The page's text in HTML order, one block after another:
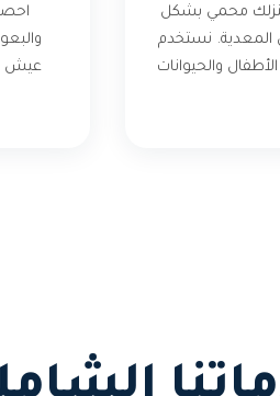
محمي بشكل
المعدية. نستخدم
والحيوانات
عيش